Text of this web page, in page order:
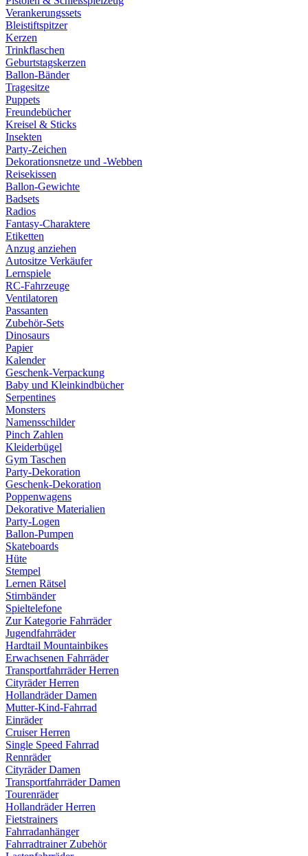
Verankerungssets
Bleistiftspitzer
Kerzen
Trinkflaschen
Geburtstagskerzen
Ballon-Bänder
Tragesitze
Puppets
Freundebücher
Kreisel & Sticks
Insekten
Party-Zeichen
Dekorationsnetze und -Webben
Reisekissen
Ballon-Gewichte
Badsets
Radios
Fantasy-Charaktere
Etiketten
Anzug anziehen
Autositze Verkäufer
Lernspiele
RC-Fahrzeuge
Ventilatoren
Passanten
Zubehör-Sets
Dinosaurs
Papier
Kalender
Geschenk-Verpackung
Baby und Kleinkindbücher
Serpentines
Monsters
Namensschilder
Pinch Zahlen
Kleiderbügel
Gym Taschen
Party-Dekoration
Geschenk-Dekoration
Poppenwagens
Dekorative Materialien
Party-Logen
Ballon-Pumpen
Skateboards
Hüte
Stempel
Lernen Rätsel
Stirnbänder
Spieltelefone
Zur Kategorie Fahrräder
Jugendfahrräder
Hardtail Mountainbikes
Erwachsenen Fahrräder
Transportfahrräder Herren
Cityräder Herren
Hollandräder Damen
Mutter-Kind-Fahrrad
Einräder
Cruiser Herren
Single Speed Fahrrad
Rennräder
Cityräder Damen
Transportfahrräder Damen
Tourenräder
Hollandräder Herren
Fietstrainers
Fahrradanhänger
Fahrradtrainer Zubehör